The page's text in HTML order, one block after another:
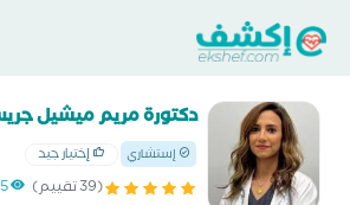
دكتورة مريم ميشيل
إستشاري إختيار جيد
(39 تقييم)